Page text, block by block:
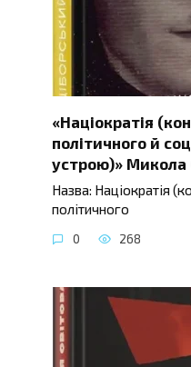
«Націократія
політичного й
устрою)» Микола
Назва: Націократія
політичного
0 268